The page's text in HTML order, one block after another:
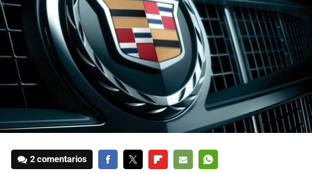
2 comentarios